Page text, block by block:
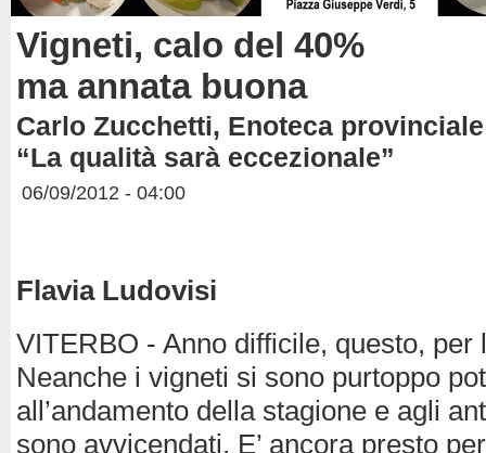
Vigneti, calo del 40%
ma annata buona
Carlo Zucchetti, Enoteca
“La qualità sarà eccezionale”
06/09/2012 - 04:00
Flavia Ludovisi
VITERBO - Anno difficile, questo, per
Neanche i vigneti si sono purtoppo
all’andamento della stagione e agli
sono avvicendati. E’ ancora presto